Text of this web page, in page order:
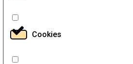
Cookies